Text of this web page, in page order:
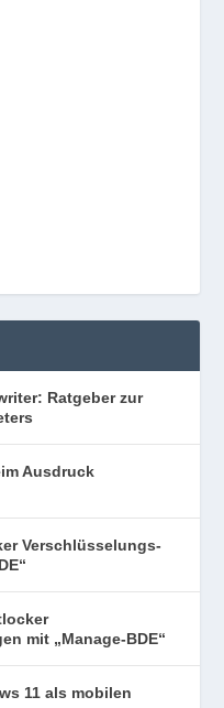
Ratgeber zur
Ausdruck
Verschlüsselungs-
mit „Manage-BDE“
11 als mobilen